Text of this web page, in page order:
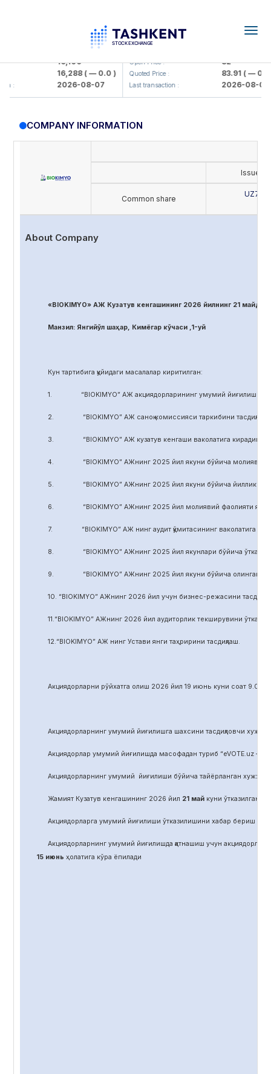
16,100
16,288( — 0.0 )
2026-08-07
KFSK (<Kafolat sug'urta
Open Price : 82
Quoted Price : 83.91( — 0.0 )
Last transaction : 2026-08-07
COMPANY INFORMATION
Issue's
Common share
About Company
«BIOKIMYO» АЖ Кузатув кенгашининг 2026 йилнинг 21
Манзил: Янгийўл шаҳар, Кимёгар кўчаси ,1-уй
Кун тартибига қуйидаги масалалар киритилган:
1. “BIOKIMYO” АЖ акциядорларининг умумий йиғилиши
2. “BIOKIMYO” АЖ саноқ комиссияси таркибини тасдиқлаш.
3. “BIOKIMYO” АЖ кузатув кенгаши ваколатига кирадиган
4. “BIOKIMYO” АЖнинг 2025 йил якуни бўйича молиявий-
5. “BIOKIMYO” АЖнинг 2025 йил якуни бўйича йиллик
6. “BIOKIMYO” АЖнинг 2025 йил молиявий фаолияти якуни
7. “BIOKIMYO” АЖ нинг аудит қўмитасининг ваколатига
8. “BIOKIMYO” АЖнинг 2025 йил якунлари бўйича
9. “BIOKIMYO” АЖнинг 2025 йил якуни бўйича олинган соф
10. “BIOKIMYO” АЖнинг 2026 йил учун бизнес-режасини
11.“BIOKIMYO” АЖнинг 2026 йил аудиторлик текширувини
12.“BIOKIMYO” АЖ нинг Устави янги таҳририни тасдиқлаш.
Акциядорларни рўйхатга олиш 2026 йил 19 июнь куни соат 9.00
Акциядорларнинг умумий йиғилишга шахсини тасдиқловчи
Акциядорлар умумий йиғилишда масофадан туриб “eVOTE.uz –
Акциядорларнинг умумий йиғилиши бўйича тайёрланган
Жамият Кузатув кенгашининг 2026 йил 21 майкуни ўтказилган
Акциядорларга умумий йиғилиши ўтказилишини хабар бериш
Акциядорларнинг умумий йиғилишда қатнашиш учун акциядорлар
15 июнь ҳолатига кўра ёпилади